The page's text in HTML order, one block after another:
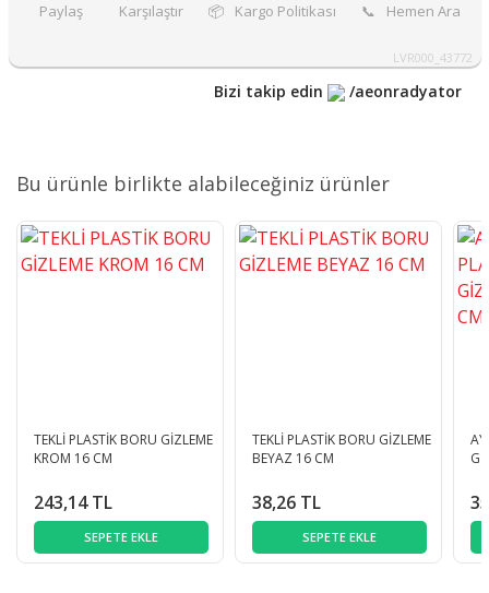
Paylaş Karşılaştır 📦 Kargo Politikası 📞 Hemen Ara
LVR000_43772
Bizi takip edin /aeonradyator
Bu ürünle birlikte alabileceğiniz ürünler
TEKLİ PLASTİK BORU GİZLEME
KROM 16 CM
243,14 TL
SEPETE EKLE
TEKLİ PLASTİK BORU GİZLEME
BEYAZ 16 CM
38,26 TL
SEPETE EKLE